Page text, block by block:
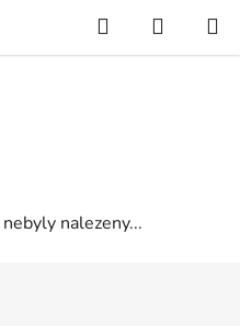
Hledat
KOŠÍK
nebyly nalezeny...